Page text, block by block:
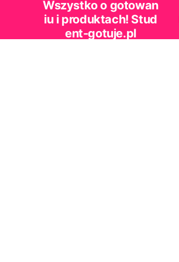
Wszystko o gotowan
iu i produktach! Stud
ent-gotuje.pl